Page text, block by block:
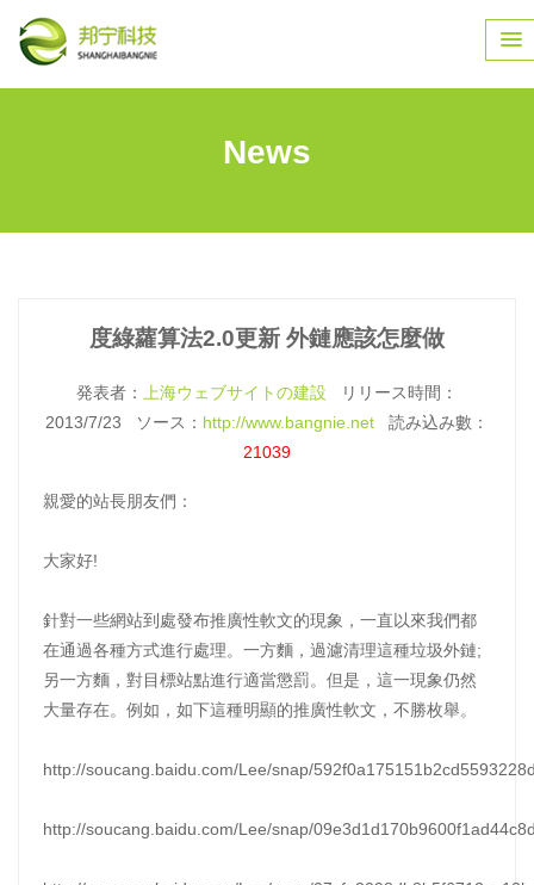
News
度綠蘿算法2.0更新 外鏈應該怎麼做
発表者： 上海ウェブサイトの建設 リリース時間：
2013/7/23 ソース： http://www.bangnie.net 読み込み數：
21039
親愛的站長朋友們：
大家好!
針對一些網站到處發布推廣性軟文的現象，一直以來我們都
在通過各種方式進行處理。一方麵，過濾清理這種垃圾外鏈;
另一方麵，對目標站點進行適當懲罰。但是，這一現象仍然
大量存在。例如，如下這種明顯的推廣性軟文，不勝枚舉。
http://soucang.baidu.com/Lee/snap/
http://soucang.baidu.com/Lee/snap/